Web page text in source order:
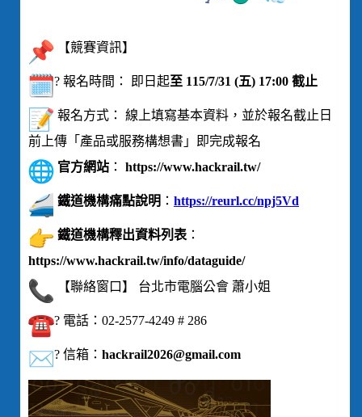
【競賽資訊】
? 報名時間： 即日起至 115/7/31 (五) 17:00 截止
報名方式： 線上填寫基本資料，並於報名截止日
前上傳「產品或服務構想書」即完成報名
官方網站 ： https://www.hackrail.tw/
鐵道機構痛點說明 ： https://reurl.cc/npj5Vd
鐵道機構釋出資料列表 ：
https://www.hackrail.tw/info/dataguide/
【聯絡窗口】 台北市電腦公會 蕭小姐
? 電話：02-2577-4249 # 286
? 信箱： hackrail2026@gmail.com